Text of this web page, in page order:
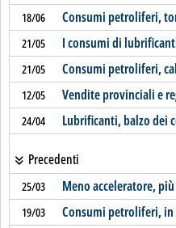
18/06 Consumi petroliferi,
21/05 I consumi di
21/05 Consumi petroliferi,
12/05 Vendite provinciali e
24/04 Lubrificanti, balzo dei
Precedenti
25/03 Meno acceleratore,
19/03 Consumi petroliferi, in